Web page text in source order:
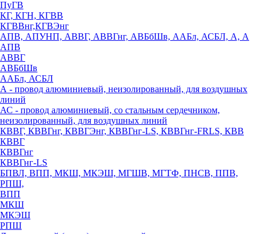
ПуГВ
КГ, КГН, КГВВ
КГВВнг,КГВЭнг
АПВ, АПУНП, АВВГ, АВВГнг, АВБбШв, ААБл, АСБЛ, А, А
АПВ
АВВГ
АВБбШв
ААБл, АСБЛ
А - провод алюминиевый, неизолированный, для воздушных
линий
АС - провод алюминиевый, со стальным сердечником,
неизолированный, для воздушных линий
КВВГ, КВВГнг, КВВГЭнг, КВВГнг-LS, КВВГнг-FRLS, КВВ
КВВГ
КВВГнг
КВВГнг-LS
БПВЛ, ВПП, МКШ, МКЭШ, МГШВ, МГТФ, ПНСВ, ППВ,
РПШ,
ВПП
МКШ
МКЭШ
РПШ